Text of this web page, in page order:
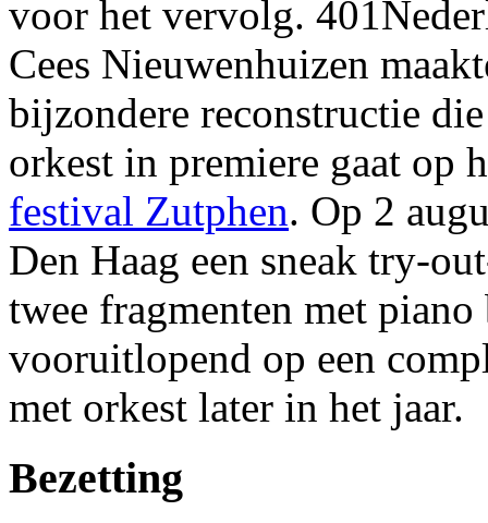
voor het vervolg.
Cees Nieuwenhuizen
bijzondere reconstructie
orkest in premiere gaat op
festival Zutphen. Op 2
Den Haag een sneak try-
twee fragmenten met
vooruitlopend op een
met orkest later in het jaar.
Bezetting